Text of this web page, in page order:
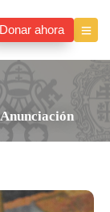
Donar ahora